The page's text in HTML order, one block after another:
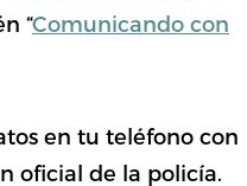
“Comunicando con
en tu teléfono con
oficial de la policía.